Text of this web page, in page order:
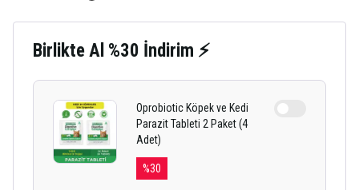
Birlikte Al %30 İndirim ⚡
Oprobiotic Köpek ve Kedi
Parazit Tableti 2 Paket (4
Adet)
%30